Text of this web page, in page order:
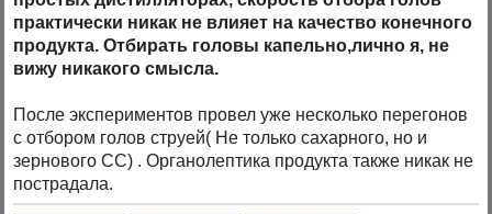
практически никак не влияет на качество конечного
продукта. Отбирать головы капельно,лично я, не
вижу никакого смысла.
После экспериментов провел уже несколько перегонов
с отбором голов струей( Не только сахарного, но и
зернового СС) . Органолептика продукта также никак не
пострадала.